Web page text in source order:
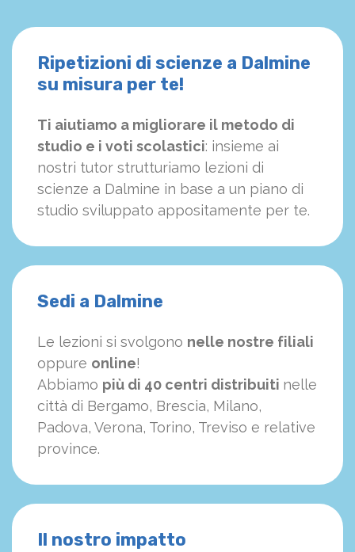
Ripetizioni di scienze a Dalmine
su misura per te!
Ti aiutiamo a migliorare il metodo di
studio e i voti scolastici: insieme ai
nostri tutor strutturiamo lezioni di
scienze a Dalmine in base a un piano di
studio sviluppato appositamente per te.
Sedi a Dalmine
Le lezioni si svolgono nelle nostre filiali
oppure online!
Abbiamo più di 40 centri distribuiti nelle
città di Bergamo, Brescia, Milano,
Padova, Verona, Torino, Treviso e relative
province.
Il nostro impatto